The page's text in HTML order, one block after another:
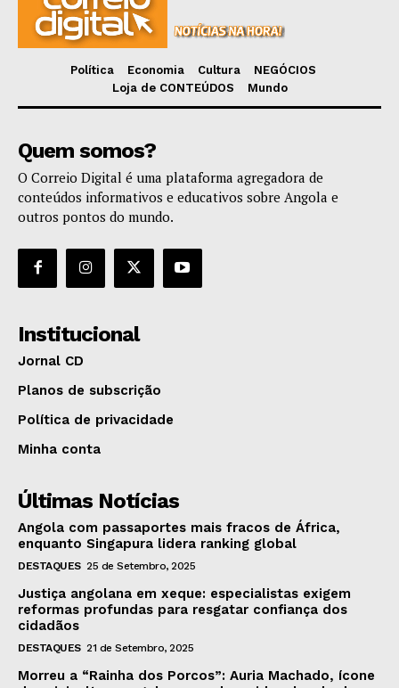
Política Economia Cultura
NEGÓCIOS
Loja de CONTEÚDOS
Mundo
Quem somos?
O Correio Digital é uma plataforma agregadora de
conteúdos informativos e educativos sobre Angola e
outros pontos do mundo.
Institucional
Jornal CD
Planos de subscrição
Política de privacidade
Minha conta
Últimas Notícias
Angola com passaportes mais fracos de África,
enquanto Singapura lidera ranking global
DESTAQUES 25 de Setembro, 2025
Justiça angolana em xeque: especialistas exigem
reformas profundas para resgatar confiança dos
cidadãos
DESTAQUES 21 de Setembro, 2025
Morreu a “Rainha dos Porcos”: Auria Machado, ícone